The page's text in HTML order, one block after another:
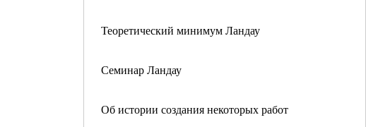
Теоретический минимум Ландау
Семинар Ландау
Об истории создания некоторых работ